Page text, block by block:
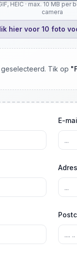
HEIC · max. 10 MB
camera
hier voor 10 foto
Tik op "
E-
Adres